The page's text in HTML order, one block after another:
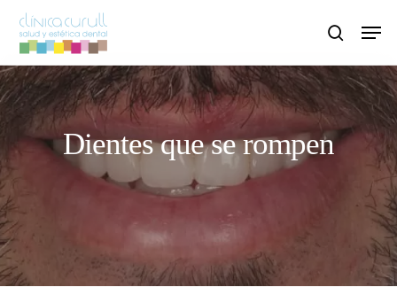
content
search
Menu
Dientes que se rompen